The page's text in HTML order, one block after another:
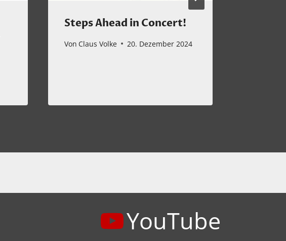
Steps Ahead in Concert!
Von Claus Volke 20. Dezember 2024
YouTube